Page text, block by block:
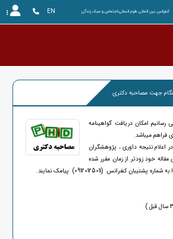
کنفرانس بین المللی علوم انسانی،اجتماعی و سبک زندگی EN
جهت مصاحبه دکتری
رسانیم امکان دریافت گواهینامه
فراهم میباشد.
اعلام نتیجه داوری ، پژوهشگران
خود زودتر از زمان مقرر شده
کنفرانس (09120125011) پیامک نمایند.